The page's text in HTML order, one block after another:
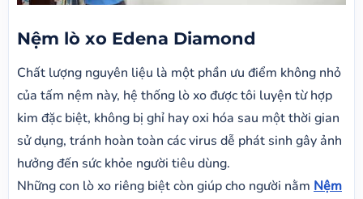
Nệm lò xo Edena Diamond
Chất lượng nguyên liệu là một phần ưu điểm không nhỏ
của tấm nệm này, hệ thống lò xo được tôi luyện từ hợp
kim đặc biệt, không bị ghỉ hay oxi hóa sau một thời gian
sử dụng, tránh hoàn toàn các virus dễ phát sinh gây ảnh
hưởng đến sức khỏe người tiêu dùng.
Những con lò xo riêng biệt còn giúp cho người nằm Nệm